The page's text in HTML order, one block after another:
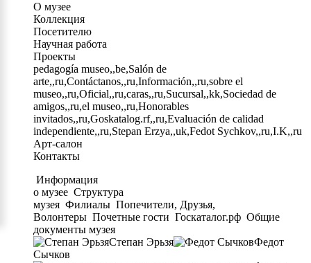
О музее
Коллекция
Посетителю
Научная работа
Проекты
pedagogía museo,,be,Salón de
arte,,ru,Contáctanos,,ru,Información,,ru,sobre el
museo,,ru,Oficial,,ru,caras,,ru,Sucursal,,kk,Sociedad de
amigos,,ru,el museo,,ru,Honorables
invitados,,ru,Goskatalog.rf,,ru,Evaluación de calidad
independiente,,ru,Stepan Erzya,,uk,Fedot Sychkov,,ru,I.K,,ru
Арт-салон
Контакты
Информация
о музее Структура
музея Филиалы Попечители, Друзья,
Волонтеры Почетные гости Госкаталог.рф Общие
документы музея
Степан Эрьзя
Федот
Сычков